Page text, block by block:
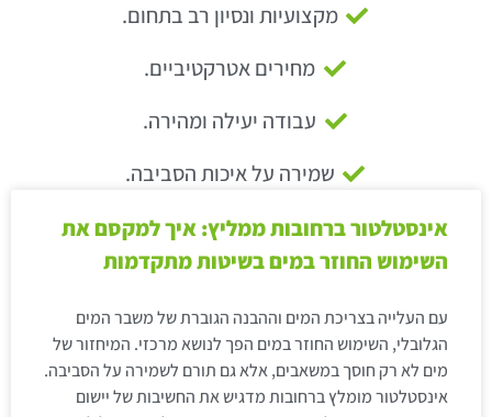
מקצועיות ונסיון רב בתחום.
מחירים אטרקטיביים.
עבודה יעילה ומהירה.
שמירה על איכות הסביבה.
אינסטלטור ברחובות ממליץ: איך למקסם את
השימוש החוזר במים בשיטות מתקדמות
עם העלייה בצריכת המים וההבנה הגוברת של משבר המים
הגלובלי, השימוש החוזר במים הפך לנושא מרכזי. המיחזור של
מים לא רק חוסך במשאבים, אלא גם תורם לשמירה על הסביבה.
אינסטלטור מומלץ ברחובות מדגיש את החשיבות של יישום